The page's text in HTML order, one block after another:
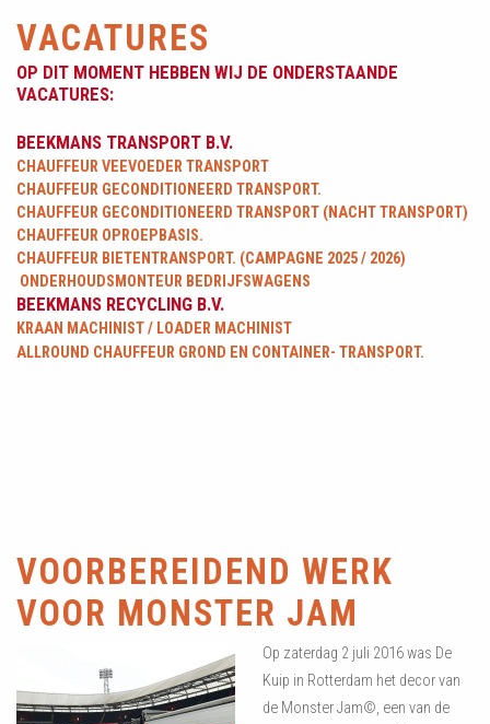
VACATURES
OP DIT MOMENT HEBBEN WIJ DE ONDERSTAANDE
VACATURES:
BEEKMANS TRANSPORT B.V.
CHAUFFEUR VEEVOEDER TRANSPORT
CHAUFFEUR GECONDITIONEERD TRANSPORT.
CHAUFFEUR GECONDITIONEERD TRANSPORT (NACHT TRANSPORT)
CHAUFFEUR OPROEPBASIS.
CHAUFFEUR BIETENTRANSPORT. (CAMPAGNE 2025 / 2026)
ONDERHOUDSMONTEUR BEDRIJFSWAGENS
BEEKMANS RECYCLING B.V.
KRAAN MACHINIST / LOADER MACHINIST
ALLROUND CHAUFFEUR GROND EN CONTAINER- TRANSPORT.
VOORBEREIDEND WERK
VOOR MONSTER JAM
Op zaterdag 2 juli 2016 was De
Kuip in Rotterdam het decor van
de Monster Jam©, een van de